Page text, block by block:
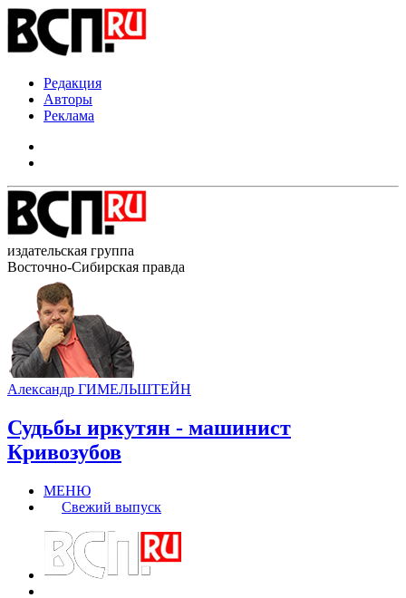
Редакция
Авторы
Реклама
издательская группа
Восточно-Сибирская правда
Александр ГИМЕЛЬШТЕЙН
Судьбы иркутян - машинист
Кривозубов
МЕНЮ
Свежий выпуск